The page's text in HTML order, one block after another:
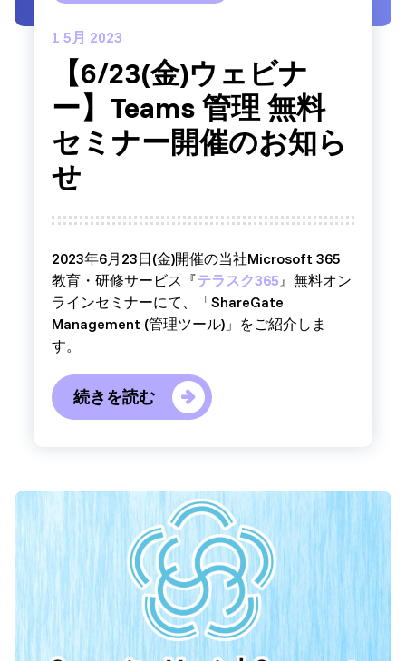
1 5月 2023
【6/23(金)ウェビナ
ー】Teams 管理 無料
セミナー開催のお知ら
せ
2023年6月23日(金)開催の当社Microsoft 365
教育・研修サービス『テラスク365 』無料オン
ラインセミナーにて、「ShareGate
Management (管理ツール)」をご紹介しま
す。
続きを読む